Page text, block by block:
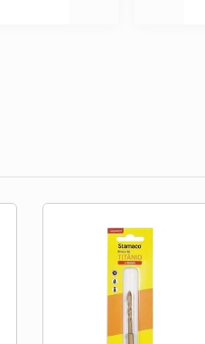
PROMOÇÃO